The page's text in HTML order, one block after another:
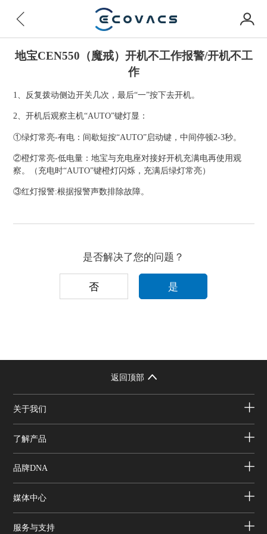
地宝CEN550（魔戒）开机不工作报警/开机不工
作
1、反复拨动侧边开关几次，最后“一”按下去开机。
2、开机后观察主机“AUTO”键灯显：
①绿灯常亮-有电：间歇短按“AUTO”启动键，中间停顿2-3秒。
②橙灯常亮-低电量：地宝与充电座对接好开机充满电再使用观
察。（充电时“AUTO”键橙灯闪烁，充满后绿灯常亮）
③红灯报警:根据报警声数排除故障。
是否解决了您的问题？
否 是
返回顶部
关于我们
了解产品
品牌DNA
媒体中心
服务与支持